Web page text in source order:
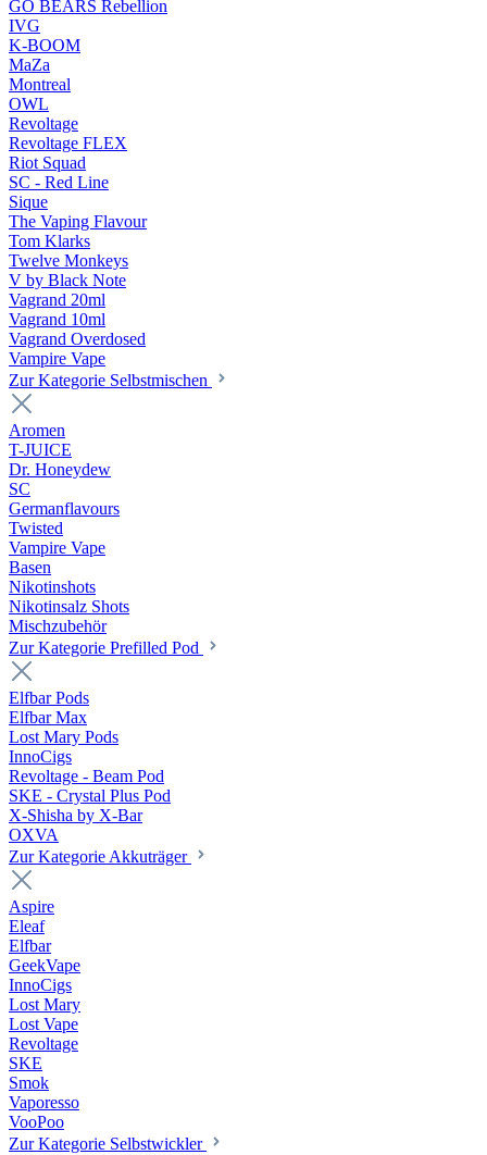
GO BEARS Rebellion
IVG
K-BOOM
MaZa
Montreal
OWL
Revoltage
Revoltage FLEX
Riot Squad
SC - Red Line
Sique
The Vaping Flavour
Tom Klarks
Twelve Monkeys
V by Black Note
Vagrand 20ml
Vagrand 10ml
Vagrand Overdosed
Vampire Vape
Zur Kategorie Selbstmischen
Aromen
T-JUICE
Dr. Honeydew
SC
Germanflavours
Twisted
Vampire Vape
Basen
Nikotinshots
Nikotinsalz Shots
Mischzubehör
Zur Kategorie Prefilled Pod
Elfbar Pods
Elfbar Max
Lost Mary Pods
InnoCigs
Revoltage - Beam Pod
SKE - Crystal Plus Pod
X-Shisha by X-Bar
OXVA
Zur Kategorie Akkuträger
Aspire
Eleaf
Elfbar
GeekVape
InnoCigs
Lost Mary
Lost Vape
Revoltage
SKE
Smok
Vaporesso
VooPoo
Zur Kategorie Selbstwickler